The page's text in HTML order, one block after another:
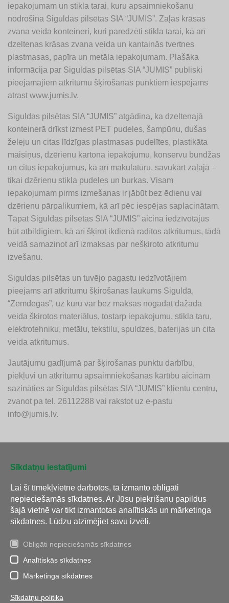
iepakojumam un stikla tarai, kuru apsaimniekošanu
nodrošina Siguldas pilsētas SIA “JUMIS”. Zaļas krāsas
zvana veida konteineri, kuri paredzēti stikla tarai, kā arī
dzeltenas krāsas zvana veida un kantainās tvertnes
plastmasas, papīra un metāla iepakojumam. Plašāka
informācija par Siguldas pilsētas SIA “JUMIS” publiski
pieejamajiem atkritumu šķirošanas punktiem iespējams
atrast www.jumis.lv.
Siguldas pilsētas SIA “JUMIS” atgādina, ka dzeltenajā
konteinerā drīkst izmest PET pudeles, šampūnu, dušas
želeju un citas līdzīgas plastmasas pudelītes, plastikāta
maisiņus, dzērienu kartona iepakojumu, konservu bundžas
un citus iepakojumus, kā arī makulatūru, savukārt zaļajā –
tikai dzērienu stikla pudeles un burkas. Visam
iepakojumam pirms izmešanas ir jābūt bez ēdienu vai
dzērienu pārpalikumiem, kā arī pēc iespējas saplacinātam.
Tāpat Siguldas pilsētas SIA “JUMIS” aicina iedzīvotājus
būt atbildīgiem, kā arī šķirot ikdienā radītos atkritumus, tādā
veidā samazinot arī izmaksas par nešķiroto atkritumu
izvešanu.
Siguldas pilsētas un tuvējo pagastu iedzīvotājiem
pieejams arī atkritumu šķirošanas laukums Siguldā,
“Zemdegas”, uz kuru var bez maksas nogādāt dažāda
veida šķirotos materiālus, tostarp iepakojumu, stikla taru,
elektrotehniku, metālu, tekstilu, spuldzes, baterijas un cita
veida atkritumus.
Jautājumu gadījumā par šķirošanas punktu darbību,
piekļuvi un atkritumu apsaimniekošanas kārtību aicinām
sazināties ar Siguldas pilsētas SIA “JUMIS” klientu centru,
zvanot pa tel. 26112288 vai rakstot uz e-pastu
info@jumis.lv.
Atpakaļ
Tālrunis:26 112 288
E-pasts:info@jumis.lv
2150
Sīkdatņu iestatījumi
Lai šī tīmekļvietne darbotos, tā izmanto obligāti
nepieciešamās sīkdatnes. Ar Jūsu piekrišanu papildus
šajā vietnē var tikt izmantotas analītiskās un mārketinga
sīkdatnes. Lūdzu atzīmējiet savu izvēli.
Obligāti nepieciešamās sīkdatnes
Analītiskās sīkdatnes
Mārketinga sīkdatnes
Sīkdatņu politika